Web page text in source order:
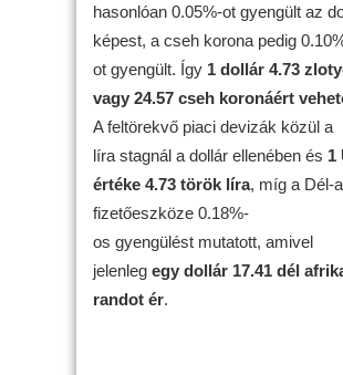
hasonlóan 0.05%-ot gyengült az
képest, a cseh korona pedig
ot gyengült. Így 1 dollár 4.73
vagy 24.57 cseh koronáért
A feltörekvő piaci devizák közül a
líra stagnál a dollár ellenében és 1
értéke 4.73 török líra, míg a Dél-
fizetőeszköze 0.18%-
os gyengülést mutatott, amivel
jelenleg egy dollár 17.41 dél
randot ér.